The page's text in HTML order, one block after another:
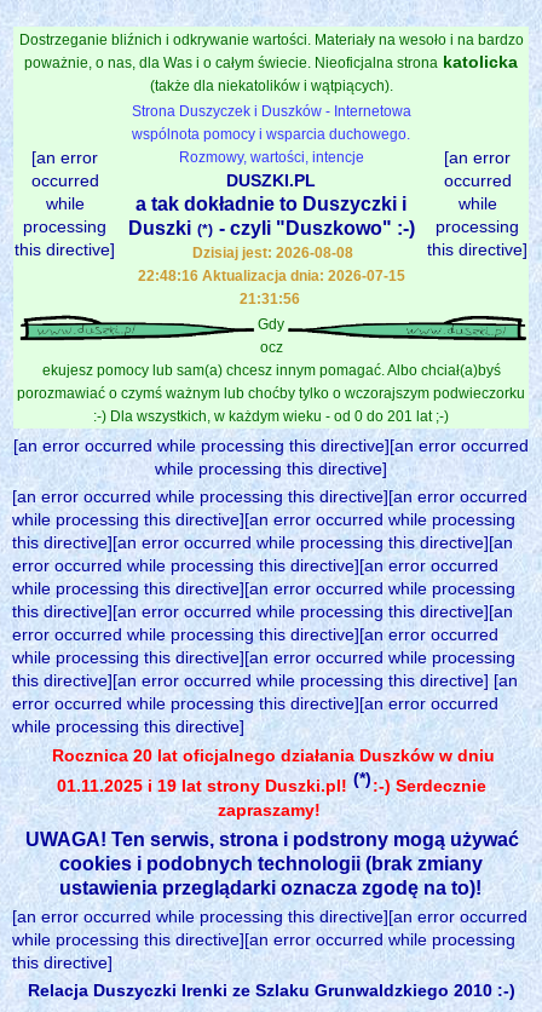
Dostrzeganie bliźnich i odkrywanie wartości. Materiały na wesoło i na bardzo
poważnie, o nas, dla Was i o całym świecie. Nieoficjalna strona katolicka
(także dla niekatolików i wątpiących).
[an error
occurred
while
processing
this directive]
Strona Duszyczek i Duszków - Internetowa
wspólnota pomocy i wsparcia duchowego.
Rozmowy, wartości, intencje
DUSZKI.PL
a tak dokładnie to Duszyczki i
Duszki (*) - czyli "Duszkowo" :-)
Dzisiaj jest: 2026-08-08
22:48:16 Aktualizacja dnia: 2026-07-15
21:31:56
[an error
occurred
while
processing
this directive]
Gdy
ocz
ekujesz pomocy lub sam(a) chcesz innym pomagać. Albo chciał(a)byś
porozmawiać o czymś ważnym lub choćby tylko o wczorajszym podwieczorku
:-) Dla wszystkich, w każdym wieku - od 0 do 201 lat ;-)
[an error occurred while processing this directive][an error occurred
while processing this directive]
[an error occurred while processing this directive][an error occurred
while processing this directive][an error occurred while processing
this directive][an error occurred while processing this directive][an
error occurred while processing this directive][an error occurred
while processing this directive][an error occurred while processing
this directive][an error occurred while processing this directive][an
error occurred while processing this directive][an error occurred
while processing this directive][an error occurred while processing
this directive][an error occurred while processing this directive] [an
error occurred while processing this directive][an error occurred
while processing this directive]
Rocznica 20 lat oficjalnego działania Duszków w dniu
01.11.2025 i 19 lat strony Duszki.pl!(*):-) Serdecznie
zapraszamy!
UWAGA! Ten serwis, strona i podstrony mogą używać
cookies i podobnych technologii (brak zmiany
ustawienia przeglądarki oznacza zgodę na to)!
[an error occurred while processing this directive][an error occurred
while processing this directive][an error occurred while processing
this directive]
Relacja Duszyczki Irenki ze Szlaku Grunwaldzkiego 2010 :-)